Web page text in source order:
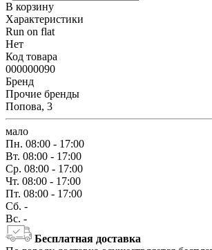
В корзину
Характеристики
Run on flat
Нет
Код товара
000000090
Бренд
Прочие бренды
Попова, 3
мало
Пн. 08:00 - 17:00
Вт. 08:00 - 17:00
Ср. 08:00 - 17:00
Чт. 08:00 - 17:00
Пт. 08:00 - 17:00
Сб. -
Вс. -
Бесплатная доставка